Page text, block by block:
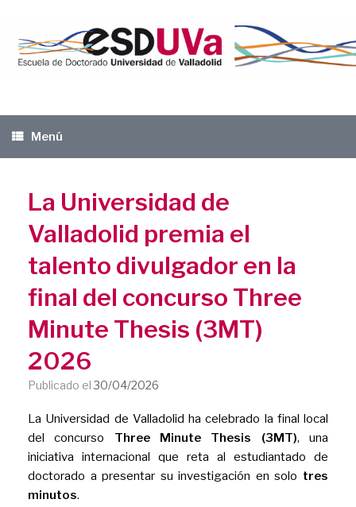
contenido
Menú
La Universidad de
Valladolid premia el
talento divulgador en la
final del concurso Three
Minute Thesis (3MT)
2026
Publicado el30/04/2026
La Universidad de Valladolid ha celebrado la final local
del concurso Three Minute Thesis (3MT), una
iniciativa internacional que reta al estudiantado de
doctorado a presentar su investigación en solo tres
minutos.